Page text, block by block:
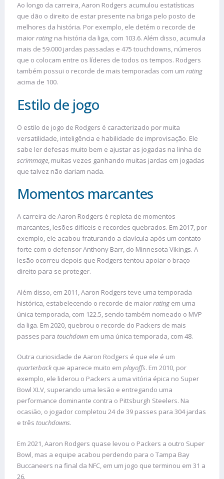
Ao longo da carreira, Aaron Rodgers acumulou estatísticas
que dão o direito de estar presente na briga pelo posto de
melhores da história. Por exemplo, ele detém o recorde de
maiorrating na história da liga, com 103.6. Além disso, acumula
mais de 59.000 jardas passadas e 475 touchdowns, números
que o colocam entre os líderes de todos os tempos. Rodgers
também possui o recorde de mais temporadas com um rating
acima de 100.
Estilo de jogo
O estilo de jogo de Rodgers é caracterizado por muita
versatilidade, inteligência e habilidade de improvisação. Ele
sabe ler defesas muito bem e ajustar as jogadas na linha de
scrimmage, muitas vezes ganhando muitas jardas em jogadas
que talvez não dariam nada.
Momentos marcantes
A carreira de Aaron Rodgers é repleta de momentos
marcantes, lesões difíceis e recordes quebrados. Em 2017, por
exemplo, ele acabou fraturando a clavícula após um contato
forte com o defensor Anthony Barr, do Minnesota Vikings. A
lesão ocorreu depois que Rodgers tentou apoiar o braço
direito para se proteger.
Além disso, em 2011, Aaron Rodgers teve uma temporada
histórica, estabelecendo o recorde de maiorrating em uma
única temporada, com 122.5, sendo também nomeado o MVP
da liga. Em 2020, quebrou o recorde do Packers de mais
passes para touchdown em uma única temporada, com 48.
Outra curiosidade de Aaron Rodgers é que ele é um
quarterbackque aparece muito em playoffs. Em 2010, por
exemplo, ele liderou o Packers a uma vitória épica no Super
Bowl XLV, superando uma lesão e entregando uma
performance dominante contra o Pittsburgh Steelers. Na
ocasião, o jogador completou 24 de 39 passes para 304 jardas
e três touchdowns.
Em 2021, Aaron Rodgers quase levou o Packers a outro Super
Bowl, mas a equipe acabou perdendo para o Tampa Bay
Buccaneers na final da NFC, em um jogo que terminou em 31 a
26.